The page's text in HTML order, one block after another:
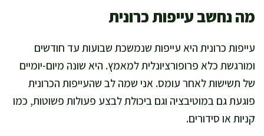
מה נחשב עייפות כרונית
עייפות כרונית היא עייפות שנמשכת שבועות עד חודשים
ומורגשת כלא פרופורציונלית למאמץ. היא שונה מיום-יומיים
של תשישות לאחר עומס. אני שמה לב שהעייפות הכרונית
פוגעת גם במוטיבציה וגם ביכולת לבצע פעולות פשוטות, כמו
קניות או סידורים.